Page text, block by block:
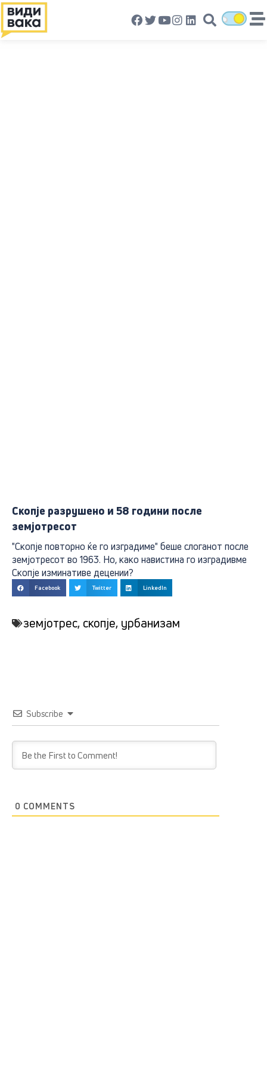
Скопје разрушено и 58 години после
земјотресот
"Скопје повторно ќе го изградиме" беше слоганот после
земјотресот во 1963. Но, како навистина го изградивме
Скопје изминативе децении?
Facebook Twitter LinkedIn
земјотрес, скопје, урбанизам
Subscribe
0 COMMENTS